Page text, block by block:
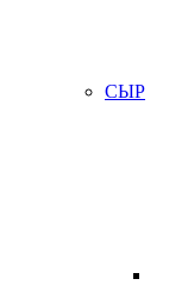
СЫР